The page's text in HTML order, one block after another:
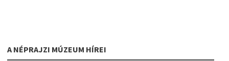
A NÉPRAJZI MÚZEUM HÍREI